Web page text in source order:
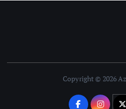
Copyright © 2026